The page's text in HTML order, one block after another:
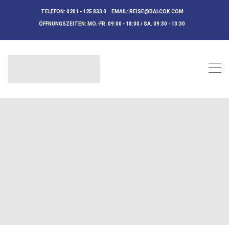
TELEFON: 0201 - 125 833 0 EMAIL: REISE@BALCOK.COM
ÖFFNUNGSZEITEN: MO.-FR. 09:00 - 18:00 / SA. 09:30 - 13:30